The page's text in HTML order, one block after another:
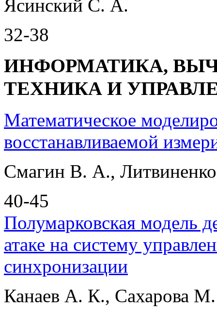
Ясинский С. А.
32-38
ИНФОРМАТИКА,
ТЕХНИКА И
Математическое
восстанавливаемой
Смагин В. А.,
40-45
Полумарковская модель
атаке на систему
синхронизации
Канаев А. К., Сахарова